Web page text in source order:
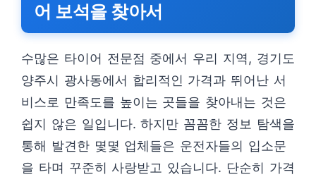
어 보석을 찾아서
수많은 타이어 전문점 중에서 우리 지역, 경기도
양주시 광사동에서 합리적인 가격과 뛰어난 서
비스로 만족도를 높이는 곳들을 찾아내는 것은
쉽지 않은 일입니다. 하지만 꼼꼼한 정보 탐색을
통해 발견한 몇몇 업체들은 운전자들의 입소문
을 타며 꾸준히 사랑받고 있습니다. 단순히 가격